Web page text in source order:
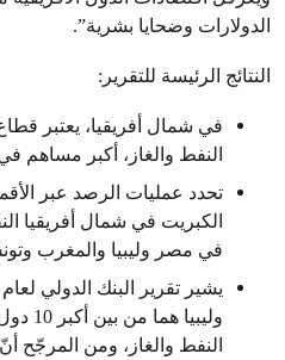
الدولارات وضحايا بشرية”.
النتائج الرئيسة للتقرير:
في شمال أفريقيا، يعتبر
النفط والغاز، أكبر مساهم في
تحدد عمليات الرصد عبر
الكبريت في شمال أفريقيا
في مصر وليبيا والمغرب
النفط والغاز، ومن المرجّح